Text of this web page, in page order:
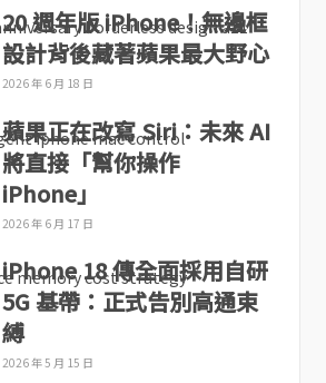
20 週年版 iPhone！無邊框
設計背後藏著蘋果最大野心
2026 年 6 月 18 日
蘋果正在改寫 Siri：未來 AI
將直接「幫你操作
iPhone」
2026 年 6 月 17 日
iPhone 18 傳全面採用自研
5G 基帶：正式告別高通束
縛
2026 年 5 月 15 日